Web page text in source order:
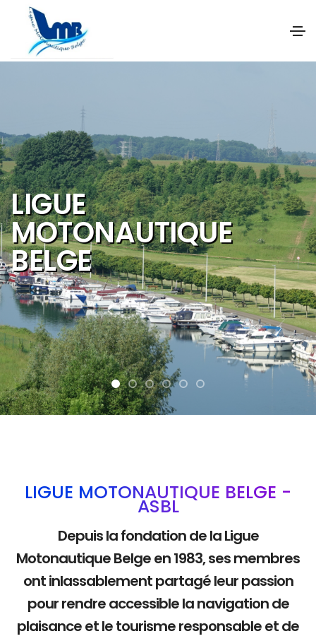
NOS OBJECTIFS SONT
DE PROMOUVOIR ET DE
DEVELOPPER :
Les activités et
sports nautiques
Le tourisme de
qualité
La mobilité douce
LIGUE MOTONAUTIQUE BELGE -
ASBL
Depuis la fondation de la Ligue
Motonautique Belge en 1983, ses membres
ont inlassablement partagé leur passion
pour rendre accessible la navigation de
plaisance et le tourisme responsable et de